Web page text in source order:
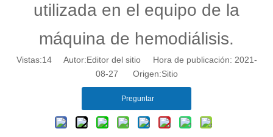
utilizada en el equipo de la
máquina de hemodiálisis.
Vistas:14Autor:Editor del sitio Hora de publicación: 2021-
08-27 Origen:Sitio
Preguntar